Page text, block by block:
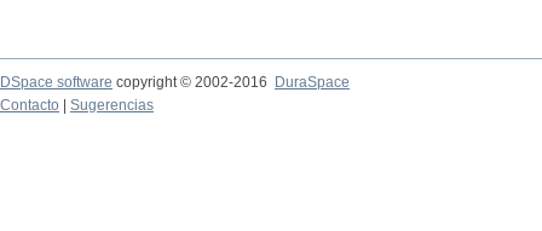
DSpace software copyright © 2002-2016
DuraSpace
Contacto
Sugerencias